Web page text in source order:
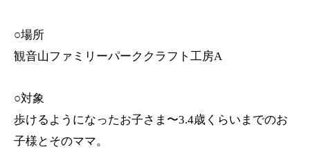
○場所
観音山ファミリーパーククラフト工房A
○対象
歩けるようになったお子さま〜3.4歳くらいまでのお
子様とそのママ。